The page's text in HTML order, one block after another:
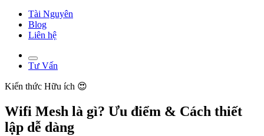
Tài Nguyên
Blog
Liên hệ
Tư Vấn
Kiến thức Hữu ích 😍
Wifi Mesh là gì? Ưu điểm & Cách thiết
lập dễ dàng